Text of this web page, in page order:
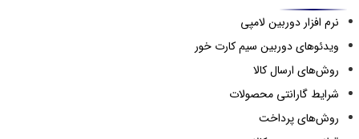
نرم افزار دوربین لامپی
ویدئوهای دوربین سیم کارت خور
روش‌های ارسال کالا
شرایط گارانتی محصولات
روش‌های پرداخت